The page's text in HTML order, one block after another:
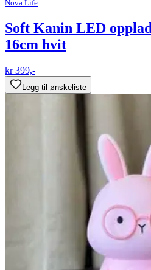
Nova Life
Soft Kanin LED
16cm hvit
kr 399,-
Legg til ønskeliste